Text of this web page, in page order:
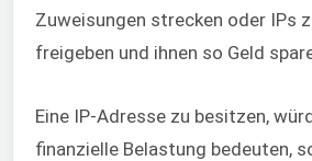
Zuweisungen strecken oder IPs
freigeben und ihnen so Geld
Eine IP-Adresse zu besitzen,
finanzielle Belastung bedeuten,